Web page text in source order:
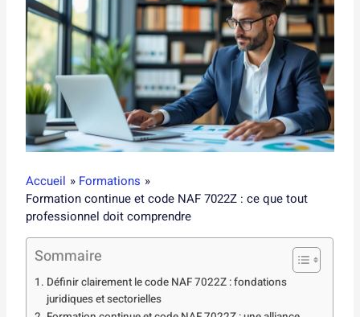
Accueil
Formations
Formation continue et code NAF 7022Z : ce que tout
professionnel doit comprendre
Sommaire
Définir clairement le code NAF 7022Z : fondations
juridiques et sectorielles